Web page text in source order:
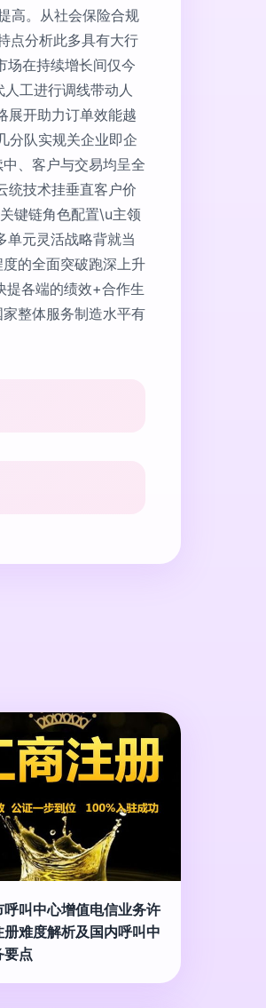
高。从社会保险合规
点分析此多具有大行
场在持续增长间仅今
工进行调线带动人
展开助力订单效能越
分队实规关企业即企
、客户与交易均呈全
统技术挂垂直客户价
键链角色配置\u主领
单元灵活战略背就当
的全面突破跑深上升
提各端的绩效+合作生
整体服务制造水平有
呼叫中心增值电信业务许
册难度解析及国内呼叫中
要点